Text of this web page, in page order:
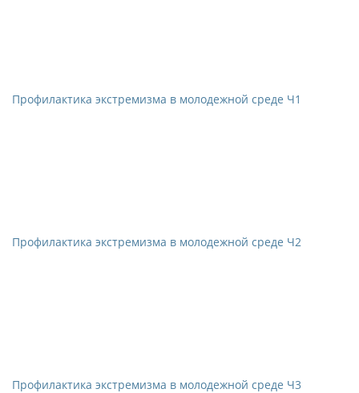
Профилактика экстремизма в молодежной среде Ч1
Профилактика экстремизма в молодежной среде Ч2
Профилактика экстремизма в молодежной среде Ч3